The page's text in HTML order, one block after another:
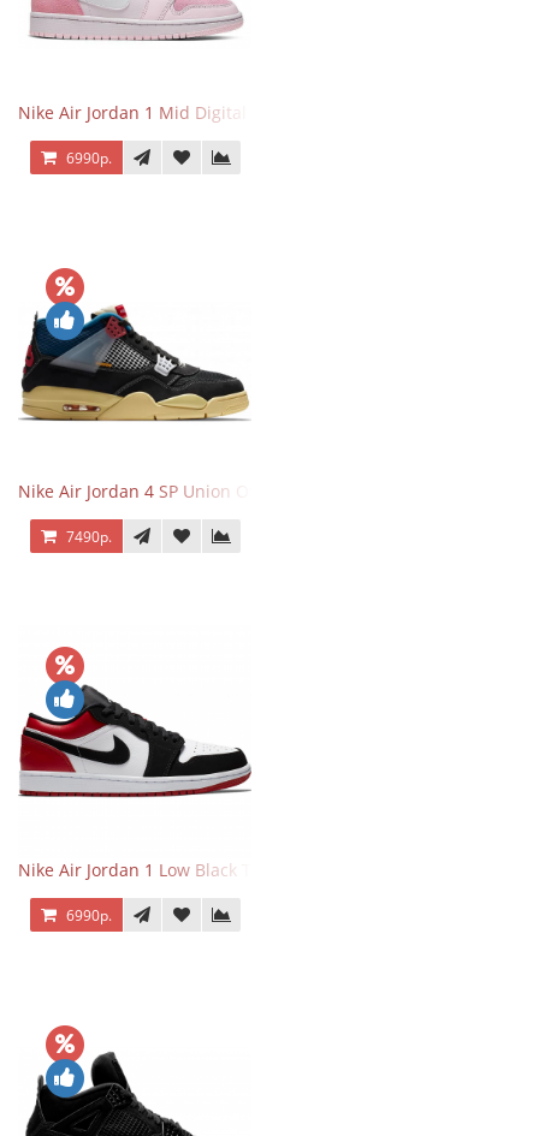
Nike Air Jordan 1 Mid Digital Pink
6990р.
Nike Air Jordan 4 SP Union Off Noir
7490р.
Nike Air Jordan 1 Low Black Toe
6990р.